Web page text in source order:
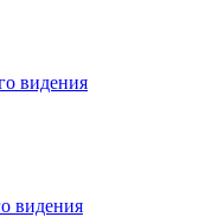
видения
видения